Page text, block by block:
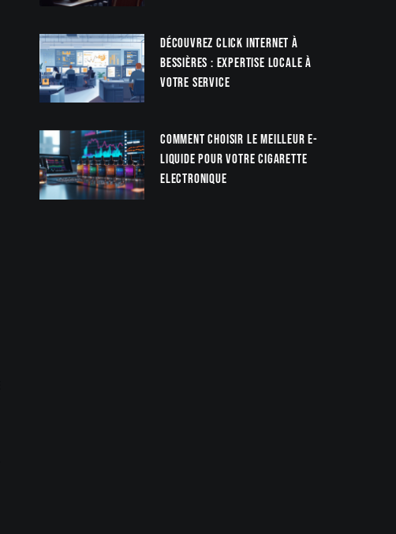
Découvrez Click Internet à
Bessières : Expertise locale à
votre service
Comment choisir le meilleur e-
liquide pour votre cigarette
electronique